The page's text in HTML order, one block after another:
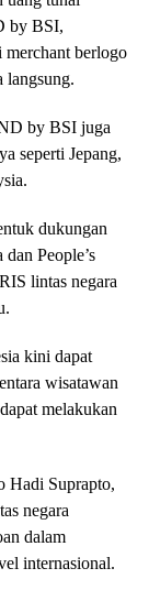
by BSI,
berlogo
langsung.
by BSI juga
seperti Jepang,
dukungan
People’s
lintas negara
kini dapat
wisatawan
melakukan
Hadi Suprapto,
negara
dalam
internasional.